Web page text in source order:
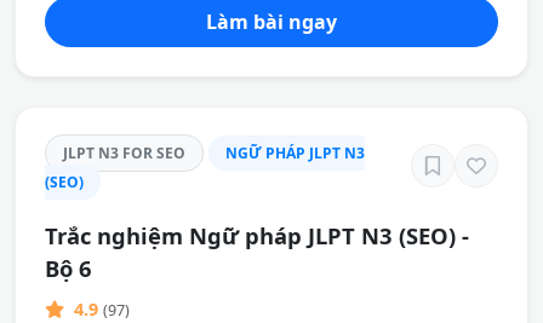
Làm bài ngay
JLPT N3 FOR SEO
NGỮ PHÁP JLPT N3
(SEO)
Trắc nghiệm Ngữ pháp JLPT N3 (SEO) -
Bộ 6
4.9 (97)